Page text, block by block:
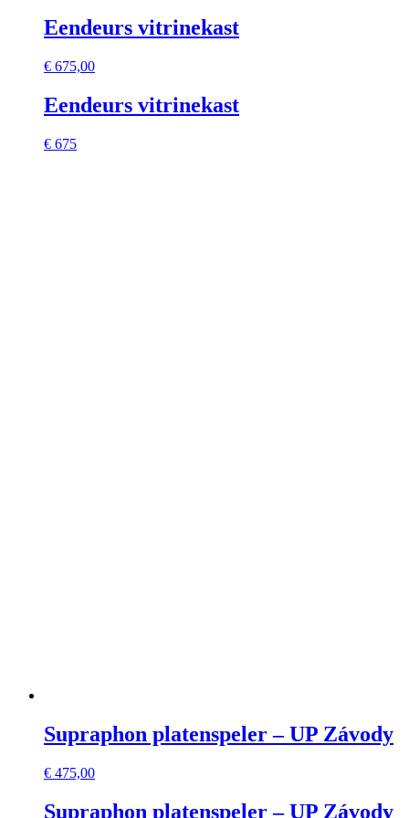
Eendeurs vitrinekast
€ 675,00
Eendeurs vitrinekast
€ 675
Supraphon platenspeler – UP Závody
€ 475,00
Supraphon platenspeler – UP Závody